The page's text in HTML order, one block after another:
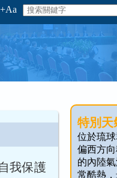
+Aa
我保護
特別天
位於琉
偏西方
的內陸
常酷熱